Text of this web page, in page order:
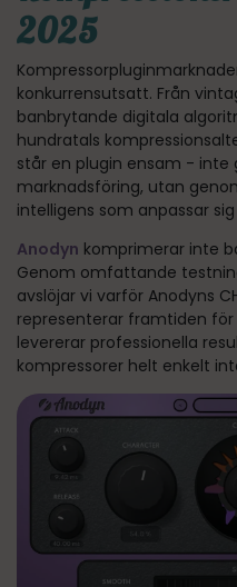
2025
konkurrensutsatt. Från
banbrytande digitala
hundratals
står en plugin ensam - inte
marknadsföring, utan
intelligens som anpassar
Anodyn komprimerar inte
Genom omfattande
avslöjar vi varför Anodyns
representerar framtiden
levererar professionella
kompressorer helt enkelt